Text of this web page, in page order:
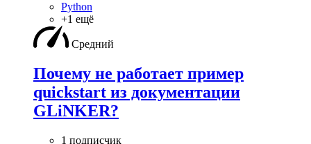
Python
+1 ещё
Средний
Почему не работает пример
quickstart из документации
GLiNKER?
1 подписчик